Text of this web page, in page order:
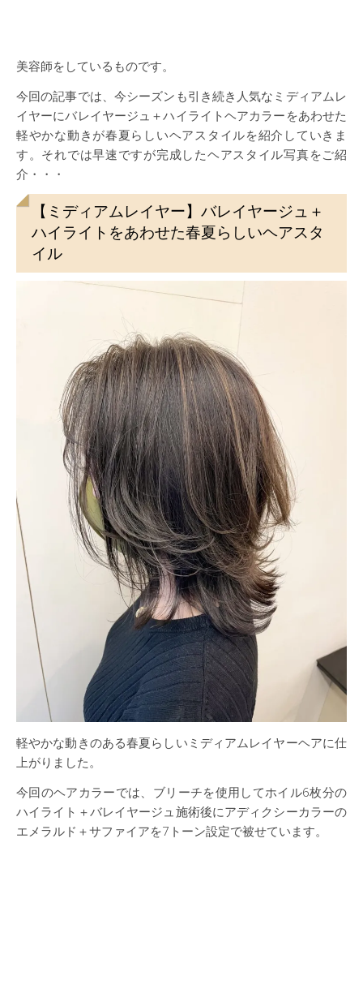
美容師をしているものです。
今回の記事では、今シーズンも引き続き人気なミディアムレ
イヤーにバレイヤージュ＋ハイライトヘアカラーをあわせた
軽やかな動きが春夏らしいヘアスタイルを紹介していきま
す。それでは早速ですが完成したヘアスタイル写真をご紹
介・・・
【ミディアムレイヤー】バレイヤージュ＋
ハイライトをあわせた春夏らしいヘアスタ
イル
軽やかな動きのある春夏らしいミディアムレイヤーヘアに仕
上がりました。
今回のヘアカラーでは、ブリーチを使用してホイル6枚分の
ハイライト＋バレイヤージュ施術後にアディクシーカラーの
エメラルド＋サファイアを7トーン設定で被せています。